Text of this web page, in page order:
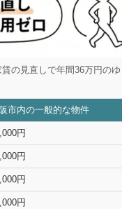
賃の見直しで年間36万円のゆ
市内の一般的な物件
円
円
円
円